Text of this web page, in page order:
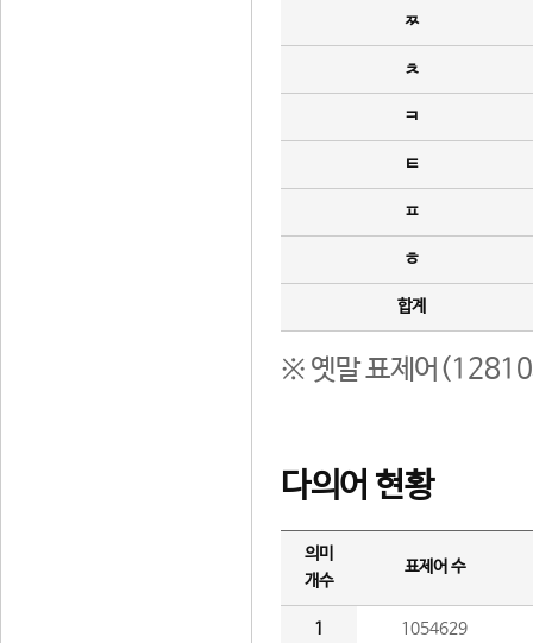
ㅉ
ㅊ
ㅋ
ㅌ
ㅍ
ㅎ
합계
※ 옛말 표제어(12810
다의어 현황
의미
개수
표제어 수
1 1054629